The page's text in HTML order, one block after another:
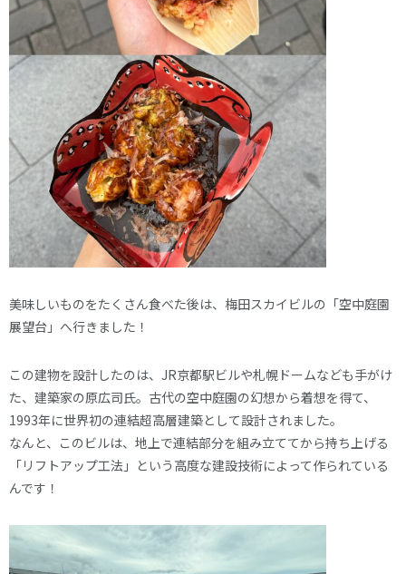
美味しいものをたくさん食べた後は、梅田スカイビルの「空中庭園
展望台」へ行きました！
この建物を設計したのは、JR京都駅ビルや札幌ドームなども手がけ
た、建築家の原広司氏。古代の空中庭園の幻想から着想を得て、
1993年に世界初の連結超高層建築として設計されました。
なんと、このビルは、地上で連結部分を組み立ててから持ち上げる
「リフトアップ工法」という高度な建設技術によって作られている
んです！